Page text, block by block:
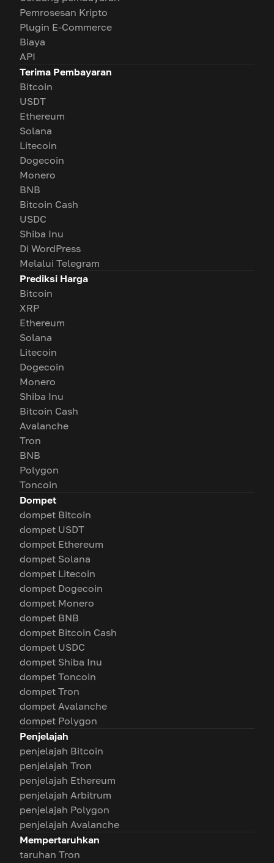
Pemrosesan Kripto
Plugin E-Commerce
Biaya
API
Terima Pembayaran
Bitcoin
USDT
Ethereum
Solana
Litecoin
Dogecoin
Monero
BNB
Bitcoin Cash
USDC
Shiba Inu
Di WordPress
Melalui Telegram
Prediksi Harga
Bitcoin
XRP
Ethereum
Solana
Litecoin
Dogecoin
Monero
Shiba Inu
Bitcoin Cash
Avalanche
Tron
BNB
Polygon
Toncoin
Dompet
dompet Bitcoin
dompet USDT
dompet Ethereum
dompet Solana
dompet Litecoin
dompet Dogecoin
dompet Monero
dompet BNB
dompet Bitcoin Cash
dompet USDC
dompet Shiba Inu
dompet Toncoin
dompet Tron
dompet Avalanche
dompet Polygon
Penjelajah
penjelajah Bitcoin
penjelajah Tron
penjelajah Ethereum
penjelajah Arbitrum
penjelajah Polygon
penjelajah Avalanche
Mempertaruhkan
taruhan Tron